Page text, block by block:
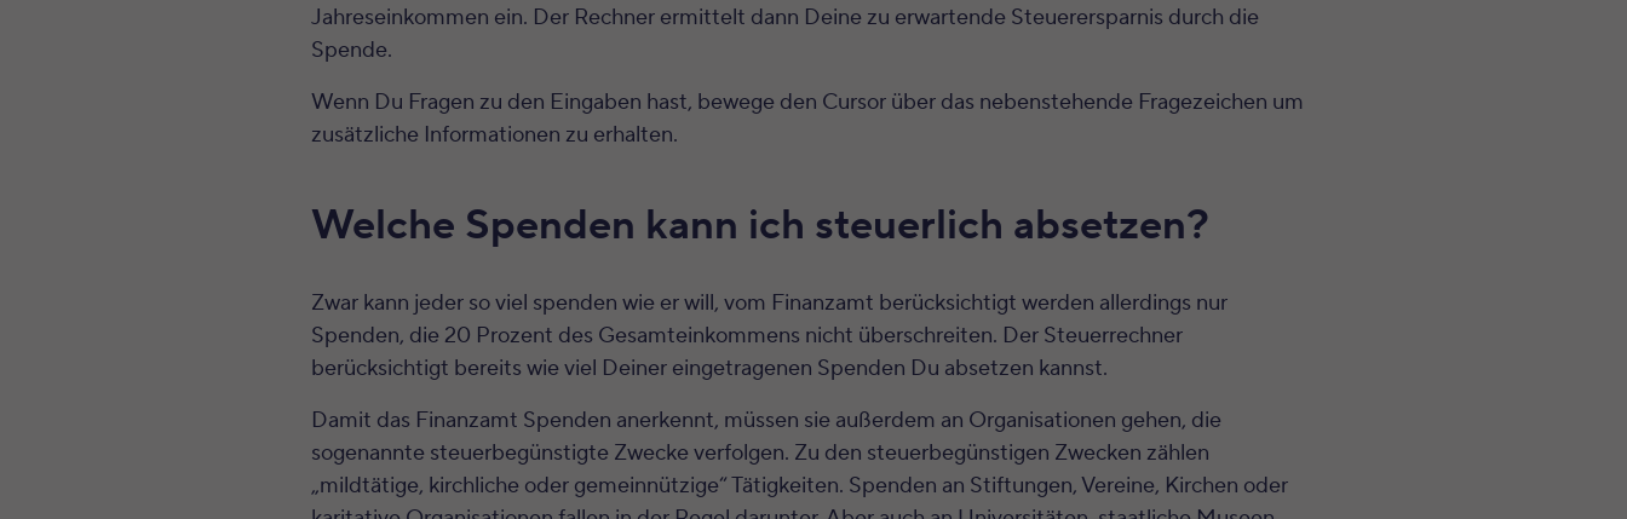
Jahreseinkommen ein. Der Rechner ermittelt dann Deine zu erwartende Steuerersparnis durch die
Spende.
Wenn Du Fragen zu den Eingaben hast, bewege den Cursor über das nebenstehende Fragezeichen um
zusätzliche Informationen zu erhalten.
Welche Spenden kann ich steuerlich absetzen?
Zwar kann jeder so viel spenden wie er will, vom Finanzamt berücksichtigt werden allerdings nur
Spenden, die 20 Prozent des Gesamteinkommens nicht überschreiten. Der Steuerrechner
berücksichtigt bereits wie viel Deiner eingetragenen Spenden Du absetzen kannst.
Damit das Finanzamt Spenden anerkennt, müssen sie außerdem an Organisationen gehen, die
sogenannte steuerbegünstigte Zwecke verfolgen. Zu den steuerbegünstigen Zwecken zählen
„mildtätige, kirchliche oder gemeinnützige“ Tätigkeiten. Spenden an Stiftungen, Vereine, Kirchen oder